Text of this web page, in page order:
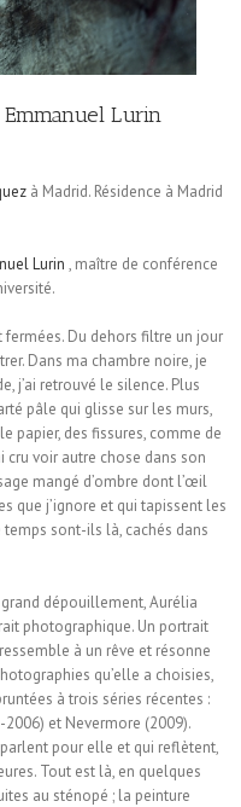
Lurin
à Madrid. Résidence à Madrid
Lurin , maître de conférence
Du dehors filtre un jour
Dans ma chambre noire, je
j’ai retrouvé le silence. Plus
pâle qui glisse sur les murs,
papier, des fissures, comme de
cru voir autre chose dans son
mangé d’ombre dont l’œil
que j’ignore et qui tapissent les
sont-ils là, cachés dans
dépouillement, Aurélia
photographique. Un portrait
à un rêve et résonne
qu’elle a choisies,
à trois séries récentes :
et Nevermore (2009).
pour elle et qui reflètent,
Tout est là, en quelques
au sténopé ; la peinture